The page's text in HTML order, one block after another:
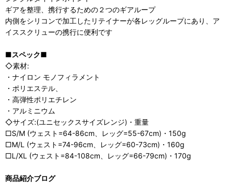
ギアを整理、携行するための２つのギアループ
内側をシリコンで加工したリテイナーが各レッグループにあり、ア
イススクリューの携行に便利です
■スペック■
◇素材:
・ナイロン モノフィラメント
・ポリエステル、
・高弾性ポリエチレン
・アルミニウム
◇サイズ:(ユニセックスサイズレンジ)・重量
□S/M (ウェスト=64-86cm、レッグ=55-67cm)・150g
□M/L (ウェスト=74-96cm、レッグ=60-73cm)・160g
□L/XL (ウェスト=84-108cm、レッグ=66-79cm)・170g
商品紹介ブログ